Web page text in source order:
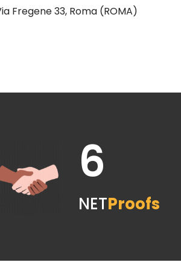
Fregene 33, Roma (ROMA)
6
NETProofs